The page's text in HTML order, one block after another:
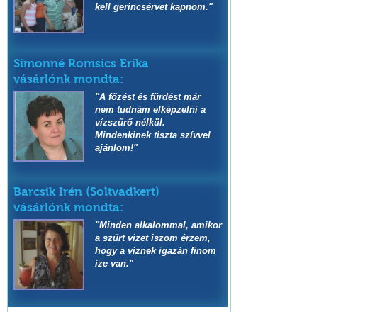
kell gerincsérvet kapnom."
Simonné Romsics Erika
vásárlónk mondta:
"A főzést és fürdést már
nem tudnám elképzelni a
vízszűrő nélkül.
Mindenkinek tiszta szívvel
ajánlom!"
Barcsik Irén (Soltvadkert)
vásárlónk mondta:
"Minden alkalommal, amikor
a szűrt vizet iszom érzem,
hogy a víznek igazán finom
íze van."